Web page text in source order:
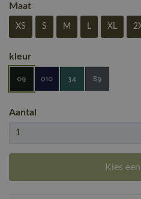
Maat
XS S M L XL
kleur
Aantal
Kies